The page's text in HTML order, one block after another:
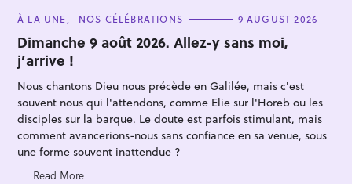
C
T
E
G
O
R
I
E
S
À LA UNE NOS CÉLÉBRATIONS 9 AUGUST 2026
Dimanche 9 août 2026. Allez-y sans moi,
j’arrive !
Nous chantons Dieu nous précède en Galilée, mais c'est
souvent nous qui l'attendons, comme Elie sur l'Horeb ou les
disciples sur la barque. Le doute est parfois stimulant, mais
comment avancerions-nous sans confiance en sa venue, sous
une forme souvent inattendue ?
Read More